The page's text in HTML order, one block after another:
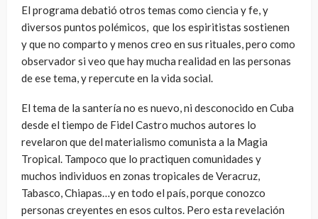
El programa debatió otros temas como ciencia y fe, y
diversos puntos polémicos, que los espiritistas sostienen
y que no comparto y menos creo en sus rituales, pero como
observador si veo que hay mucha realidad en las personas
de ese tema, y repercute en la vida social.
El tema de la santería no es nuevo, ni desconocido en Cuba
desde el tiempo de Fidel Castro muchos autores lo
revelaron que del materialismo comunista a la Magia
Tropical. Tampoco que lo practiquen comunidades y
muchos individuos en zonas tropicales de Veracruz,
Tabasco, Chiapas…y en todo el país, porque conozco
personas creyentes en esos cultos. Pero esta revelación